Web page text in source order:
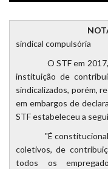
sindical compulsória
O STF em 2017,
instituição de
sindicalizados, porém,
em embargos de
STF estabeleceu a
"É constitucional a
coletivos, de
todos os